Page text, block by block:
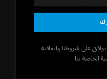
على شروطنا واتفاقية
الخاصة بنا.